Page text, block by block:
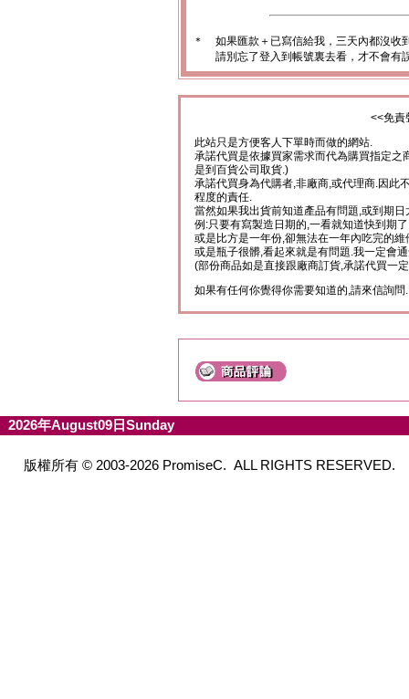
＊
如果匯款＋已寫信給我，三天內都沒收
請別忘了登入到帳號裏去看，才不會有
<<免責
此站只是方便客人下單時而做的網站.
承諾代買是依據買家需求而代為購買指定之
是到百貨公司取貨.)
承諾代買身為代購者,非廠商,或代理商.因此
程度的責任.
當然如果我出貨前知道產品有問題,或到期
例:只要有寫製造日期的,一看就知道快到期
或是比方是一年份,卻無法在一年內吃完的維
或是瓶子很髒,看起來就是有問題.我一定會
(部份商品如是直接跟廠商訂貨,承諾代買一
如果有任何你覺得你需要知道的,請來信詢問.
2026年August09日Sunday
版權所有 © 2003-2026 PromiseC. ALL RIGHTS RESERVED.